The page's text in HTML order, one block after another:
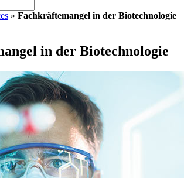
» Fachkräftemangel in der Biotechnologie
in der Biotechnologie